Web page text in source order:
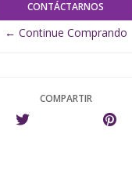
CONTÁCTARNOS
← Continue Comprando
COMPARTIR